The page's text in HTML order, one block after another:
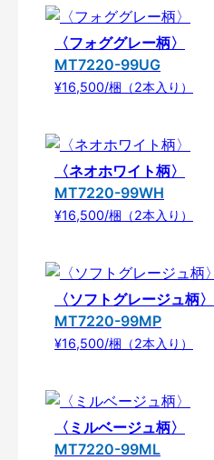
〈フォググレー柄〉
MT7220-99UG
¥16,500/梱（2本入り）
〈ネオホワイト柄〉
MT7220-99WH
¥16,500/梱（2本入り）
〈ソフトグレージュ柄〉
MT7220-99MP
¥16,500/梱（2本入り）
〈ミルベージュ柄〉
MT7220-99ML